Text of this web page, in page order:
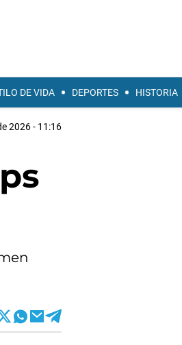
DE VIDA DEPORTES HISTORIA
2026 - 11:16